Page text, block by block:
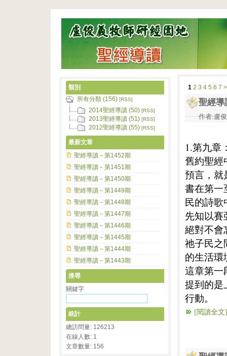
1 2 3 4 5 6 7 >
聖經導
作者:盧
1.第九章
舊約聖經
預言，就
書在第一
民的詩歌
先知以賽
絕對不會
祂子民之
的生活環
這章第一
提到的是
行動。
[閱讀全文]
類別
所有分類 (156) [RSS]
2014聖經導讀 (50) [RSS]
2013聖經導讀 (51) [RSS]
2012聖經導讀 (55) [RSS]
最新文章
聖經導讀－第1452期
聖經導讀－第1451期
聖經導讀－第1450期
聖經導讀－第1449期
聖經導讀－第1448期
聖經導讀－第1447期
聖經導讀－第1446期
聖經導讀－第1445期
聖經導讀－第1444期
聖經導讀－第1443期
搜尋
關鍵字
統計
總訪問量: 126213
在線人數: 1
文章數量: 156